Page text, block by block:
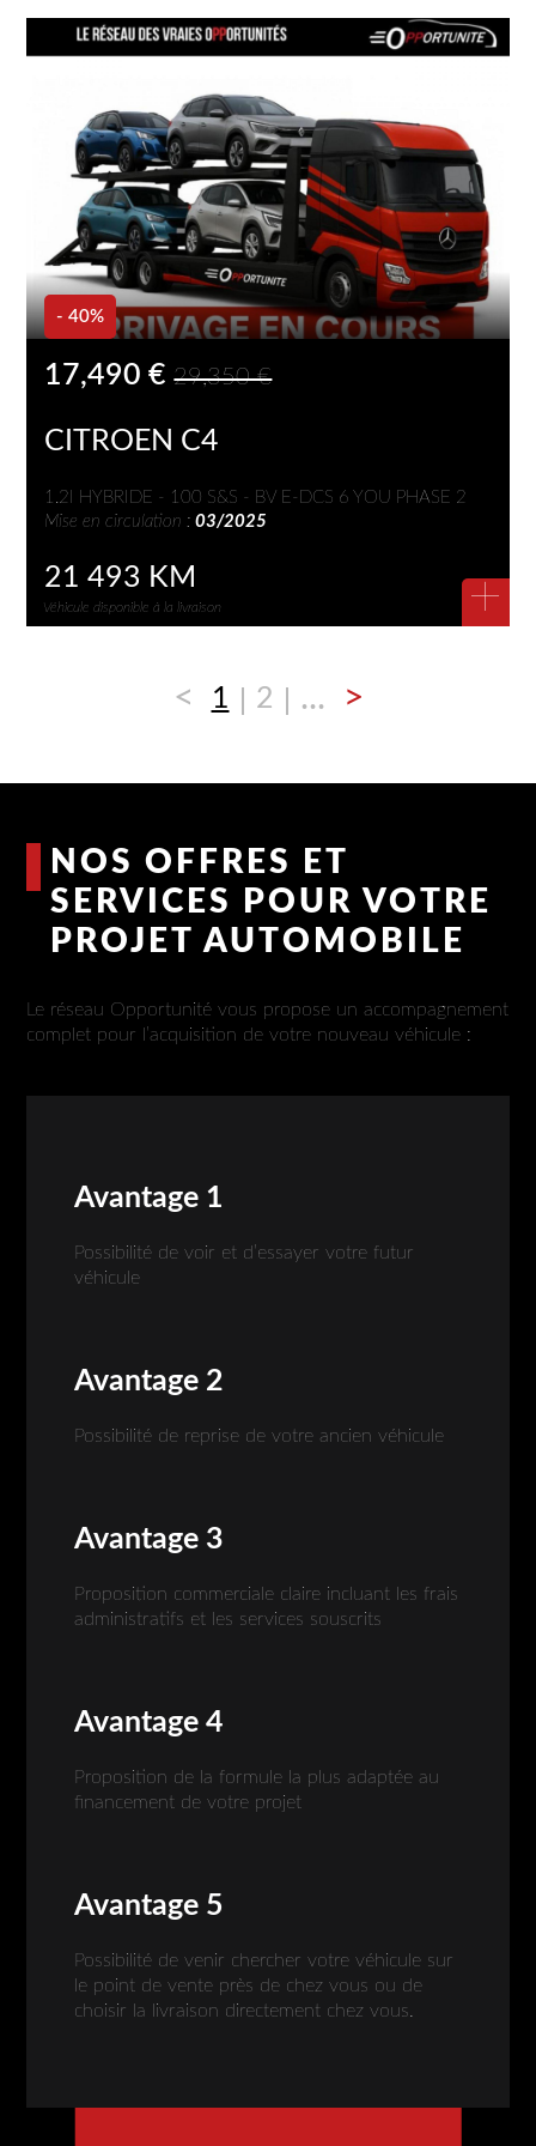
- 40%
17,490 € 29,350 €
CITROEN C4
1.2I HYBRIDE - 100 S&S - BV E-DCS 6 YOU PHASE 2
Mise en circulation :03/2025
21 493 KM
Véhicule disponible à la livraison +
1 2
< >
...
NOS OFFRES ET
SERVICES POUR VOTRE
PROJET AUTOMOBILE
Le réseau Opportunité vous propose un accompagnement
complet pour l’acquisition de votre nouveau véhicule :
Avantage 1
Possibilité de voir et d’essayer votre futur
véhicule
Avantage 2
Possibilité de reprise de votre ancien véhicule
Avantage 3
Proposition commerciale claire incluant les frais
administratifs et les services souscrits
Avantage 4
Proposition de la formule la plus adaptée au
financement de votre projet
Avantage 5
Possibilité de venir chercher votre véhicule sur
le point de vente près de chez vous ou de
choisir la livraison directement chez vous.